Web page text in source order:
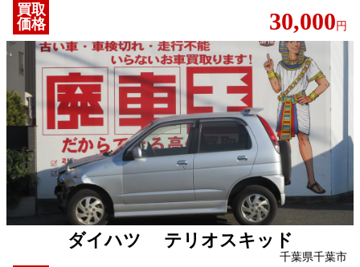
買取
価格
30,000 円
ダイハツ テリオスキッド
千葉県千葉市